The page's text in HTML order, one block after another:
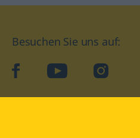
Besuchen Sie uns auf:
facebookYouTube Instagram